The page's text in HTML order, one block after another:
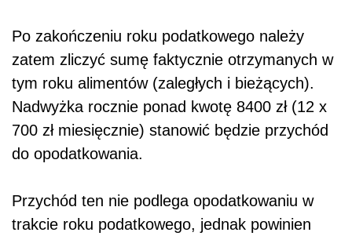
Po zakończeniu roku podatkowego należy
zatem zliczyć sumę faktycznie otrzymanych w
tym roku alimentów (zaległych i bieżących).
Nadwyżka rocznie ponad kwotę 8400 zł (12 x
700 zł miesięcznie) stanowić będzie przychód
do opodatkowania.
Przychód ten nie podlega opodatkowaniu w
trakcie roku podatkowego, jednak powinien